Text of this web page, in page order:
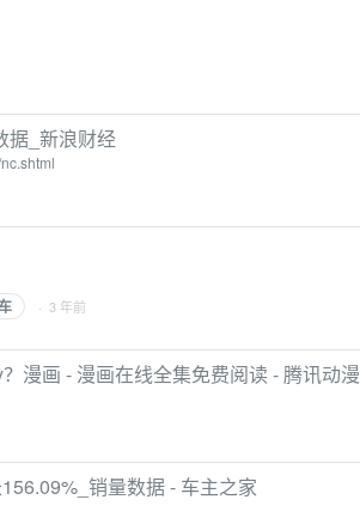
据_新浪财经
· 3 年前
漫画 - 漫画在线全集免费阅读 - 腾讯动漫
销量数据 - 车主之家